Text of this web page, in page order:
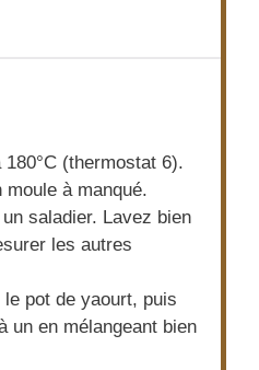
(thermostat 6).
à manqué.
saladier. Lavez bien
les autres
pot de yaourt, puis
en mélangeant bien